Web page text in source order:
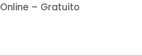
Online – Gratuito